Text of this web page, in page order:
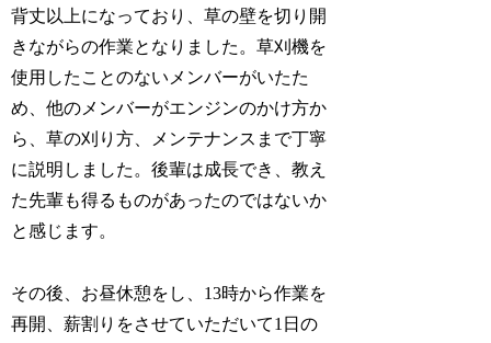
背丈以上になっており、草の壁を切り開
きながらの作業となりました。草刈機を
使用したことのないメンバーがいたた
め、他のメンバーがエンジンのかけ方か
ら、草の刈り方、メンテナンスまで丁寧
に説明しました。後輩は成長でき、教え
た先輩も得るものがあったのではないか
と感じます。
その後、お昼休憩をし、13時から作業を
再開、薪割りをさせていただいて1日の